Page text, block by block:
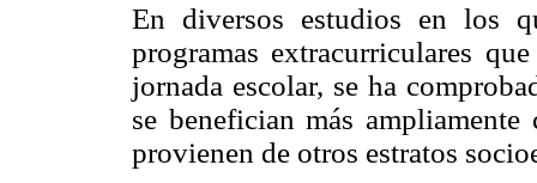
En diversos estudios en los
programas extracurriculares
jornada escolar, se ha
se benefician más
provienen de otros estratos